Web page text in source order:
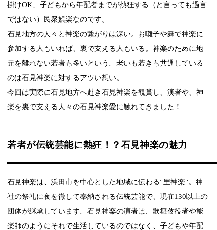
掛けOK、子どもから年配者までが熱狂する（と言っても過言
ではない）民衆娯楽なのです。
石見地方の人々と神楽の繋がりは深い。お囃子や舞で神楽に
参加する人もいれば、裏で支える人もいる。神楽のために地
元を離れない若者も多いという。老いも若きも共通している
のは石見神楽に対するアツい想い。
今回は実際に石見地方へ赴き石見神楽を観賞し、演者や、神
楽を裏で支える人々の石見神楽愛に触れてきました！
若者が伝統芸能に熱狂！？石見神楽の魅力
石見神楽は、浜田市を中心とした地域に伝わる“里神楽”。神
社の祭礼に夜を徹して奉納される伝統芸能で、現在130以上の
団体が継承しています。石見神楽の演者は、歌舞伎役者や能
楽師のようにそれで生活しているのではなく、子どもや年配